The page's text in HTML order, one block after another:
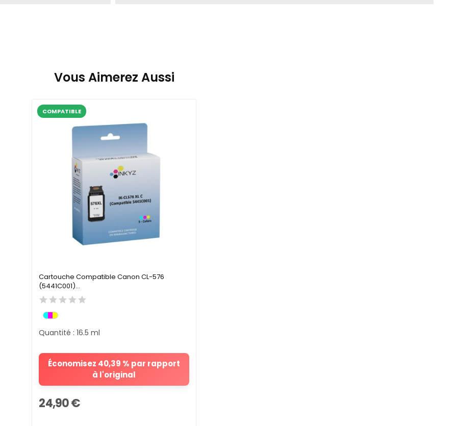
Vous Aimerez Aussi
COMPATIBLE
Cartouche Compatible Canon CL-576
(5441C001)...
Économisez 40,39 % par rapport
à l'original
Quantité : 16.5 ml
24,90 €